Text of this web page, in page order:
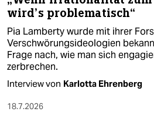
wird’s problematisch“
Pia Lamberty wurde mit ihrer
Verschwörungsideologien
Frage nach, wie man sich
zerbrechen.
Interview von Karlotta Ehrenberg
18.7.2026